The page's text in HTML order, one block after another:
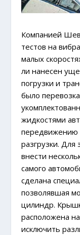
Компанией
тестов на
малых
ли нанесен
погрузки и
было
жидкостями
передвижению
разгрузки.
внести
самого
сделана
позволявшая
цилиндр.
расположена
исключить